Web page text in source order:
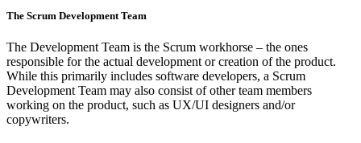
The Scrum Development Team
The Development Team is the Scrum workhorse – the ones
responsible for the actual development or creation of the product.
While this primarily includes software developers, a Scrum
Development Team may also consist of other team members
working on the product, such as UX/UI designers and/or
copywriters.